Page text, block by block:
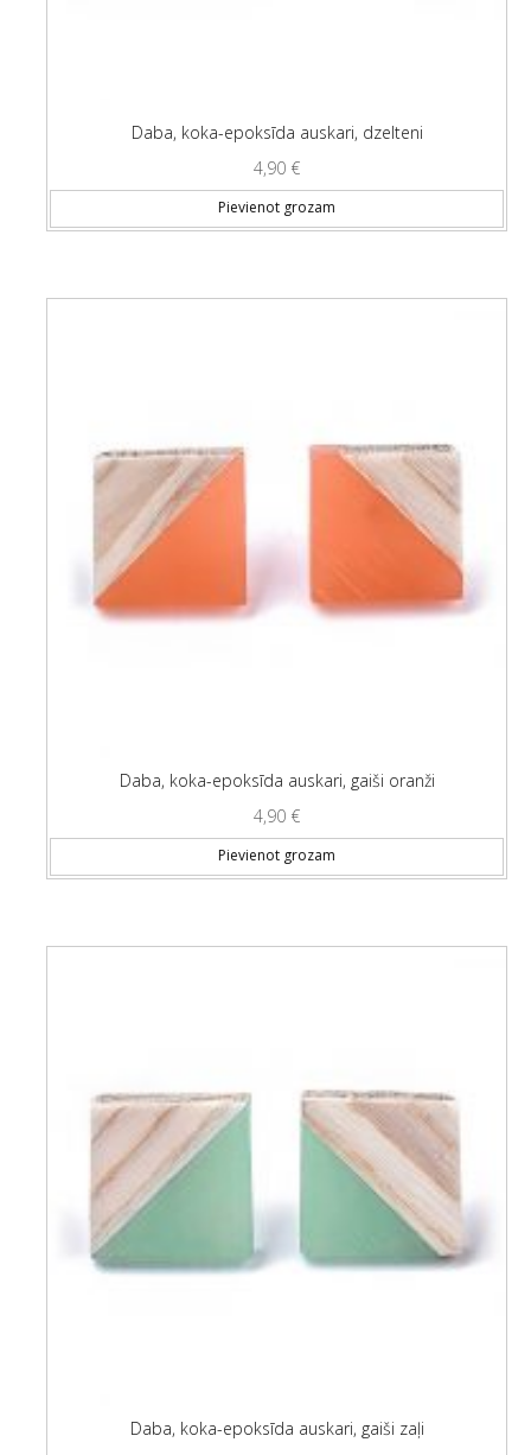
Daba, koka-epoksīda auskari, dzelteni
4,90 €
Pievienot grozam
Daba, koka-epoksīda auskari, gaiši oranži
4,90 €
Pievienot grozam
Daba, koka-epoksīda auskari, gaiši zaļi